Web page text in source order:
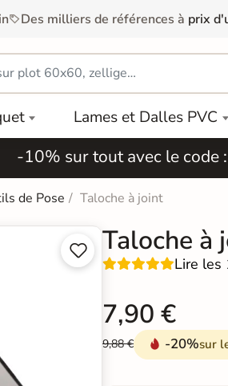
Des milliers de références à prix
Lames et Dalles PVC
-10% sur tout avec le code :
de Pose Taloche à joint

 Taloche à
Lire les
7,90 €
9,88 € -20%sur